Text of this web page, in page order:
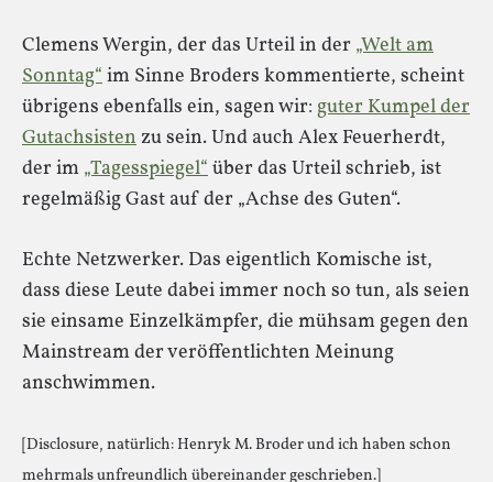
Clemens Wergin, der das Urteil in der „Welt am
Sonntag“im Sinne Broders kommentierte, scheint
übrigens ebenfalls ein, sagen wir: guter Kumpel der
Gutachsisten zu sein. Und auch Alex Feuerherdt,
der im „Tagesspiegel“über das Urteil schrieb, ist
regelmäßig Gast auf der „Achse des Guten“.
Echte Netzwerker. Das eigentlich Komische ist,
dass diese Leute dabei immer noch so tun, als seien
sie einsame Einzelkämpfer, die mühsam gegen den
Mainstream der veröffentlichten Meinung
anschwimmen.
[Disclosure, natürlich: Henryk M. Broder und ich haben schon
mehrmals unfreundlich übereinander geschrieben.]